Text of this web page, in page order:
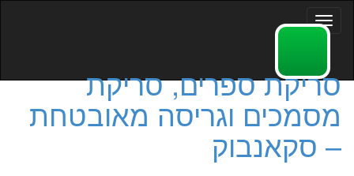
Toggle
navigation
סריקת ספרים, סריקת
מסמכים וגריסה מאובטחת
– סקאנבוק